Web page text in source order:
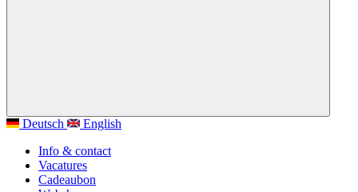
Deutsch
English
Info & contact
Vacatures
Cadeaubon